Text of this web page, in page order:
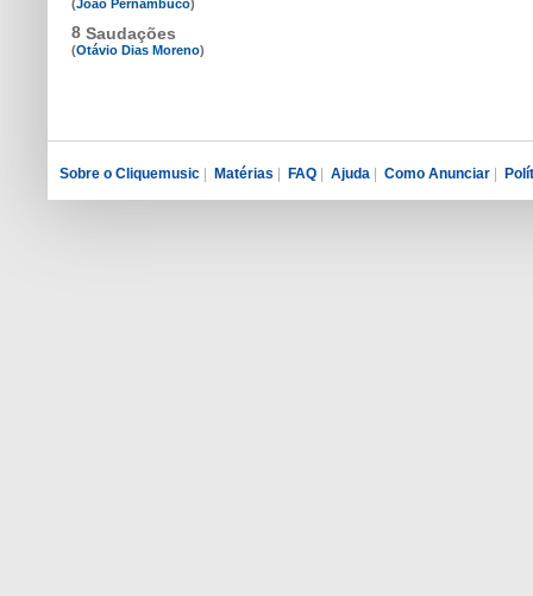
(João Pernambuco)
8 Saudações
(Otávio Dias Moreno)
Sobre o Cliquemusic Matérias FAQ Ajuda Como Anunciar